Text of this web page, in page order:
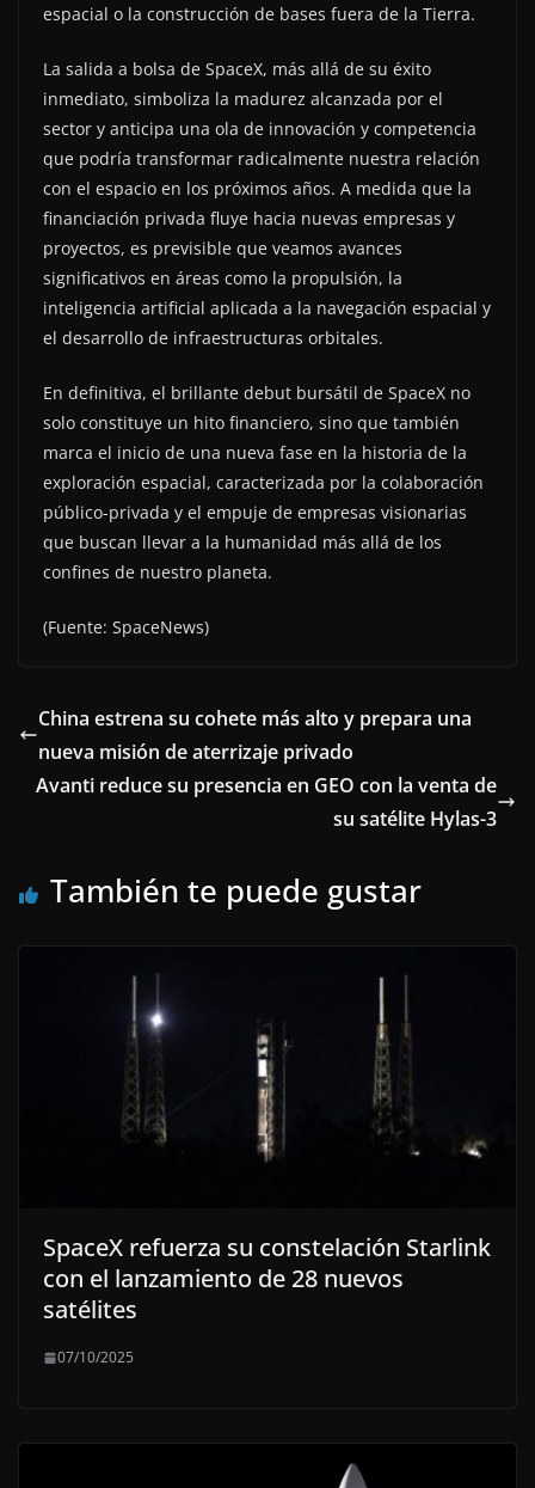
espacial o la construcción de bases fuera de la Tierra.
La salida a bolsa de SpaceX, más allá de su éxito
inmediato, simboliza la madurez alcanzada por el
sector y anticipa una ola de innovación y competencia
que podría transformar radicalmente nuestra relación
con el espacio en los próximos años. A medida que la
financiación privada fluye hacia nuevas empresas y
proyectos, es previsible que veamos avances
significativos en áreas como la propulsión, la
inteligencia artificial aplicada a la navegación espacial y
el desarrollo de infraestructuras orbitales.
En definitiva, el brillante debut bursátil de SpaceX no
solo constituye un hito financiero, sino que también
marca el inicio de una nueva fase en la historia de la
exploración espacial, caracterizada por la colaboración
público-privada y el empuje de empresas visionarias
que buscan llevar a la humanidad más allá de los
confines de nuestro planeta.
(Fuente: SpaceNews)
China estrena su cohete más alto y prepara una
nueva misión de aterrizaje privado
Avanti reduce su presencia en GEO con la venta de
su satélite Hylas-3
También te puede gustar
SpaceX refuerza su constelación Starlink
con el lanzamiento de 28 nuevos
satélites
07/10/2025